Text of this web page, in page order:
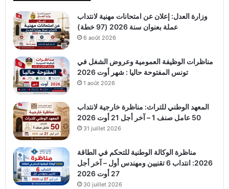
وزارة العدل: إعلان عن امتحانات مهنية لانتداب
عملة بعنوان سنة 2026 (97 خطة)
6 août 2026
مناظرات الوظيفة العمومية وعروض الشغل في
تونس المفتوحة حاليا : شهر أوت 2026
1 août 2026
المعهد الوطني للتراث: مناظرة خارجية لانتداب
50 عامل صنف 1 – آخر أجل 21 أوت 2026
31 juillet 2026
مناظرة الوكالة الوطنية للتحكم في الطاقة
2026: انتداب 6 تقنيين ومهندس أول – آخر أجل
27 أوت 2026
30 juillet 2026